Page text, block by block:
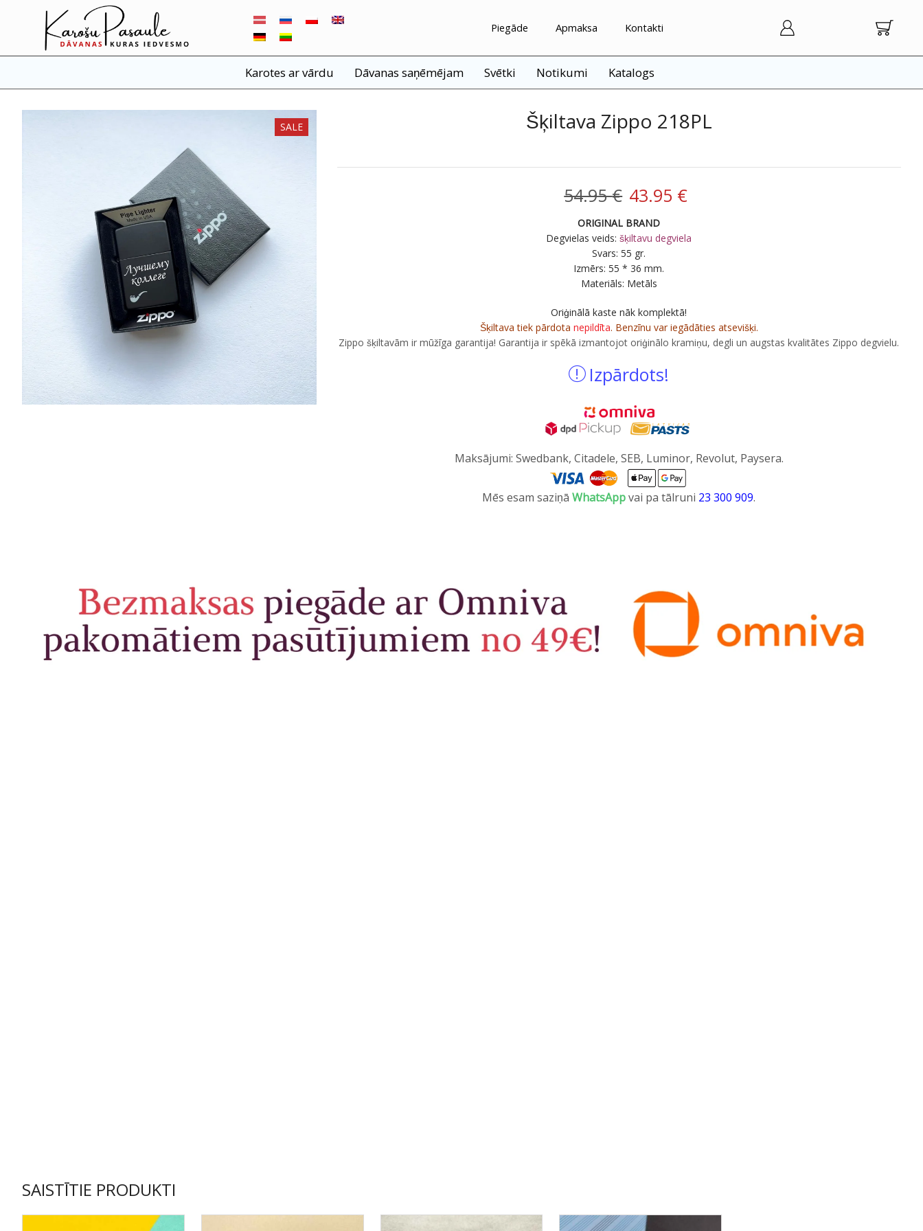
Piegāde Apmaksa Kontakti
Karotes ar vārdu Dāvanas saņēmējam Svētki Notikumi Katalogs
SALE Šķiltava Zippo 218PL
54.95€ Original
price
was:
54.95 €.
43.95 €Current
is:
ORIGINAL BRAND
Degvielas veids:šķiltavu degviela
Svars: 55 gr.
Izmērs: 55 * 36 mm.
Materiāls: Metāls
Oriģinālā kaste nāk komplektā!
Šķiltava tiek pārdota nepildīta. Benzīnu var iegādāties atsevišķi.
Zippo šķiltavām ir mūžīga garantija! Garantija ir spēkā izmantojot oriģinālo kramiņu, degli un augstas kvalitātes Zippo degvielu.
Izpārdots!
Maksājumi: Swedbank, Citadele, SEB, Luminor, Revolut, Paysera.
Mēs esam saziņāWhatsAppvai pa tālruni 23 300 909.
SAISTĪTIE PRODUKTI